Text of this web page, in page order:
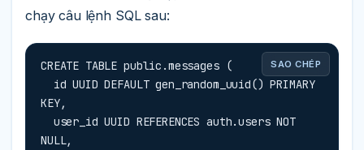
chạy câu lệnh SQL sau:
SAO CHÉP
CREATE TABLE public.messages (
KEY,
NULL,